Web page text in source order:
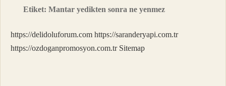
Etiket:Mantar yedikten sonra ne yenmez
https://delidoluforum.com https://saranderyapi.com.tr
https://ozdoganpromosyon.com.tr Sitemap